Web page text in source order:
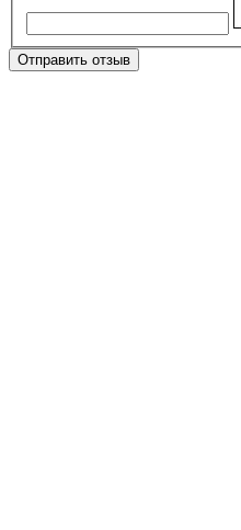
Отправить отзыв